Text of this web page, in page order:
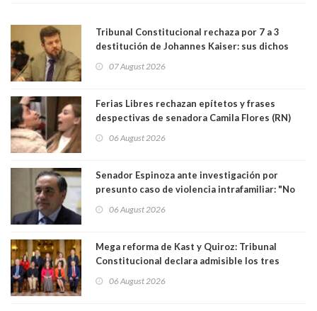
Tribunal Constitucional rechaza por 7 a 3
destitución de Johannes Kaiser: sus dichos
justicia constitucional porque no es diputado
07 August 2026
Ferias Libres rechazan epítetos y frases
despectivas de senadora Camila Flores (RN)
06 August 2026
Senador Espinoza ante investigación por
presunto caso de violencia intrafamiliar: "No
antecedentes a Tribunal Supremo
06 August 2026
Mega reforma de Kast y Quiroz: Tribunal
Constitucional declara admisible los tres
06 August 2026